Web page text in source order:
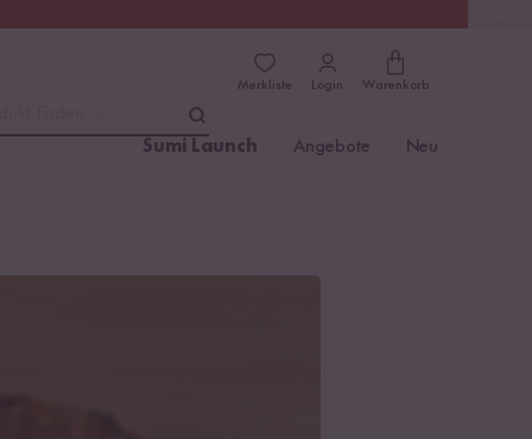
Merkliste Login Warenkorb
Sumi Launch Angebote Neu